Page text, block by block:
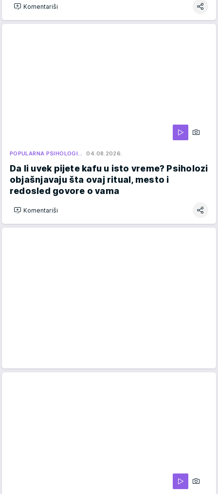
Komentariši
POPULARNA PSIHOLOGI… 04.08.2026.
Da li uvek pijete kafu u isto vreme? Psiholozi
objašnjavaju šta ovaj ritual, mesto i
redosled govore o vama
Komentariši